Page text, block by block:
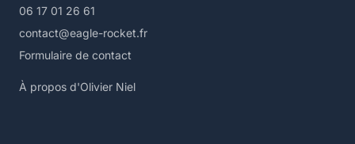
06 17 01 26 61
contact@eagle-rocket.fr
Formulaire de contact
À propos d'Olivier Niel